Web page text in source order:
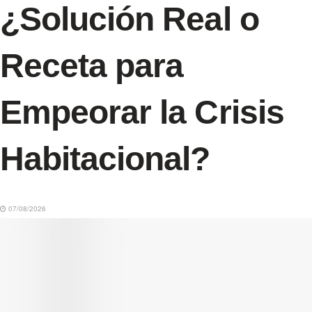
¿Solución Real o
Receta para
Empeorar la Crisis
Habitacional?
07/08/2026